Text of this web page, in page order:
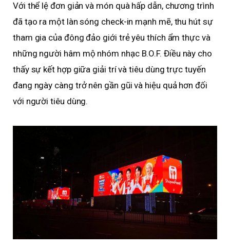
Với thể lệ đơn giản và món quà hấp dẫn, chương trình
đã tạo ra một làn sóng check-in mạnh mẽ, thu hút sự
tham gia của đông đảo giới trẻ yêu thích ẩm thực và
những người hâm mộ nhóm nhạc B.O.F. Điều này cho
thấy sự kết hợp giữa giải trí và tiêu dùng trực tuyến
đang ngày càng trở nên gần gũi và hiệu quả hơn đối
với người tiêu dùng.